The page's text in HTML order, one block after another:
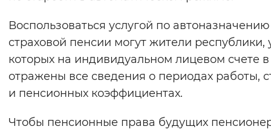
Синий фон
Изображения
Включены Выключены
Звуковой ассистент
Воспользоваться услугой по автоназначению
страховой пенсии могут жители республики,
которых на индивидуальном лицевом счете
отражены все сведения о периодах работы,
и пенсионных коэффициентах.
Чтобы пенсионные права будущих